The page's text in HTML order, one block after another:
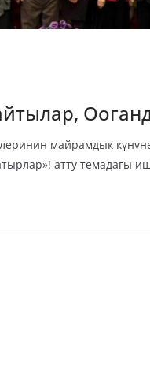
майрамдык
атту темадагы